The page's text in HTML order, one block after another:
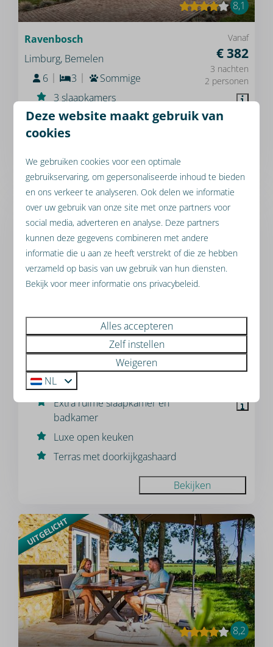
8,1
Vanaf
€ 382
3 nachten
2 personen
Ravenbosch
Limburg, Bemelen
6
3
Sommige
3 slaapkamers
Luxe keuken
2 toiletten
Bekijken
€ 390
3 nachten
Ravenbosch Royaal - Sfeerhaard
4
2
Extra ruime slaapkamer en
badkamer
Luxe open keuken
Terras met doorkijkgashaard
Bekijken
UITGELICHT
8,2
Deze website maakt gebruik van
cookies
We gebruiken cookies voor een optimale
gebruikservaring, om gepersonaliseerde inhoud te bieden
en ons verkeer te analyseren. Ook delen we informatie
over uw gebruik van onze site met onze partners voor
social media, adverteren en analyse. Deze partners
kunnen deze gegevens combineren met andere
informatie die u aan ze heeft verstrekt of die ze hebben
verzameld op basis van uw gebruik van hun diensten.
Bekijk voor meer informatie ons privacybeleid.
Alles accepteren
Zelf instellen
Weigeren
NL